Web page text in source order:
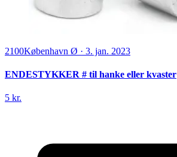
2100København Ø · 3. jan. 2023
ENDESTYKKER # til hanke eller kvaster
5 kr.